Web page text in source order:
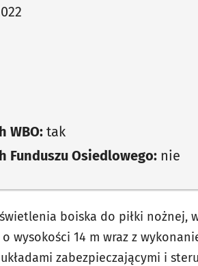
WBO: tak
Funduszu Osiedlowego: nie
boiska do piłki nożnej,
wysokości 14 m wraz z
zabezpieczającymi i